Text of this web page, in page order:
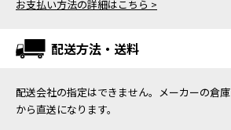
お支払い方法の詳細はこちら >
配送方法・送料
配送会社の指定はできません。メーカーの倉庫
から直送になります。